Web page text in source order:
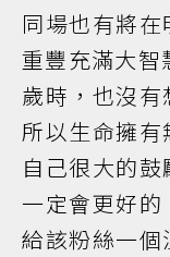
同場也有將
重豐充滿大智
歲時，也沒有
所以生命擁
自己很大的
一定會更好
給該粉絲一